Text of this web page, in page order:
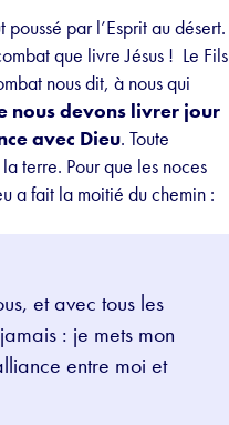
par l’Esprit au désert.
que livre Jésus ! Le Fils
nous dit, à nous qui
nous devons livrer jour
avec Dieu. Toute
terre. Pour que les noces
a fait la moitié du chemin :
et avec tous les
: je mets mon
entre moi et